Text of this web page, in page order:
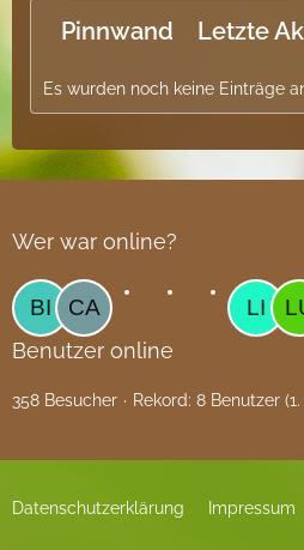
Pinnwand Letzte
Es wurden noch keine Einträge
Wer war online?
Benutzer online
358 Besucher Rekord: 8 Benutzer (
Datenschutzerklärung Impressum